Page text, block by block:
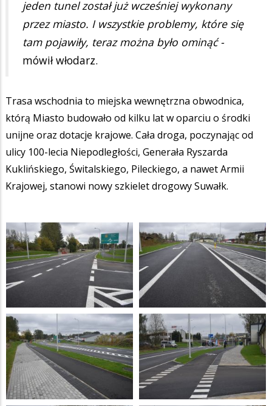
jeden tunel został już wcześniej wykonany
przez miasto. I wszystkie problemy, które się
tam pojawiły, teraz można było ominąć -
mówił włodarz.
Trasa wschodnia to miejska wewnętrzna obwodnica,
którą Miasto budowało od kilku lat w oparciu o środki
unijne oraz dotacje krajowe. Cała droga, poczynając od
ulicy 100-lecia Niepodległości, Generała Ryszarda
Kuklińskiego, Świtalskiego, Pileckiego, a nawet Armii
Krajowej, stanowi nowy szkielet drogowy Suwałk.